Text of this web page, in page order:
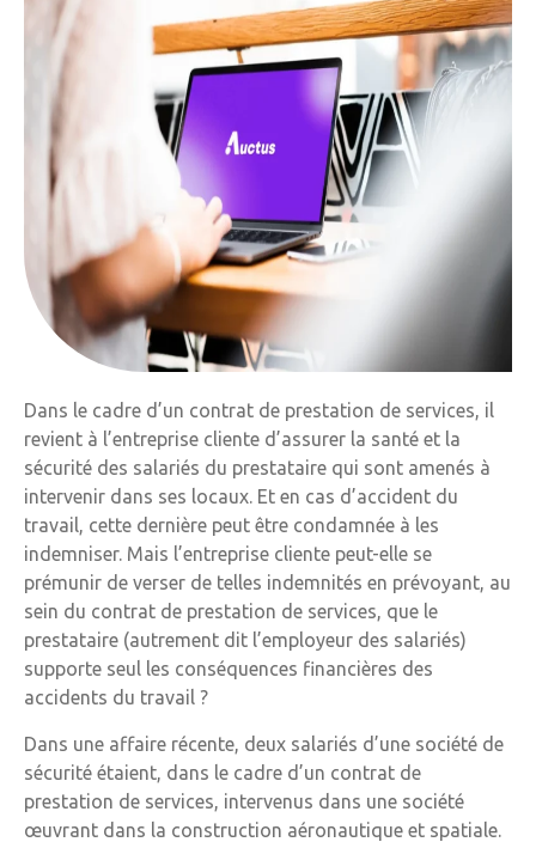
Dans le cadre d’un contrat de prestation de services, il
revient à l’entreprise cliente d’assurer la santé et la
sécurité des salariés du prestataire qui sont amenés à
intervenir dans ses locaux. Et en cas d’accident du
travail, cette dernière peut être condamnée à les
indemniser. Mais l’entreprise cliente peut-elle se
prémunir de verser de telles indemnités en prévoyant, au
sein du contrat de prestation de services, que le
prestataire (autrement dit l’employeur des salariés)
supporte seul les conséquences financières des
accidents du travail ?
Dans une affaire récente, deux salariés d’une société de
sécurité étaient, dans le cadre d’un contrat de
prestation de services, intervenus dans une société
œuvrant dans la construction aéronautique et spatiale.